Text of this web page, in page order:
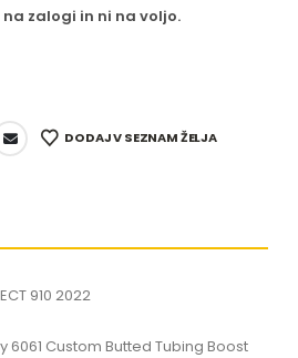
zalogi in ni na voljo.
DODAJ V SEZNAM ŽELJA
910 2022
6061 Custom Butted Tubing Boost